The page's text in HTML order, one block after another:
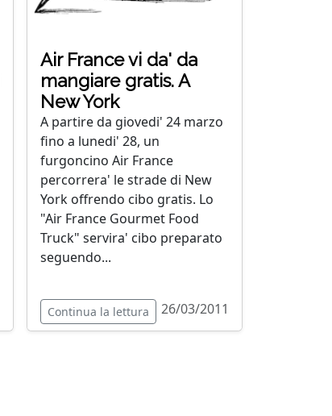
Air France vi da' da
mangiare gratis. A
New York
A partire da giovedi' 24 marzo
fino a lunedi' 28, un
furgoncino Air France
percorrera' le strade di New
York offrendo cibo gratis. Lo
"Air France Gourmet Food
Truck" servira' cibo preparato
seguendo...
Continua la lettura 26/03/2011